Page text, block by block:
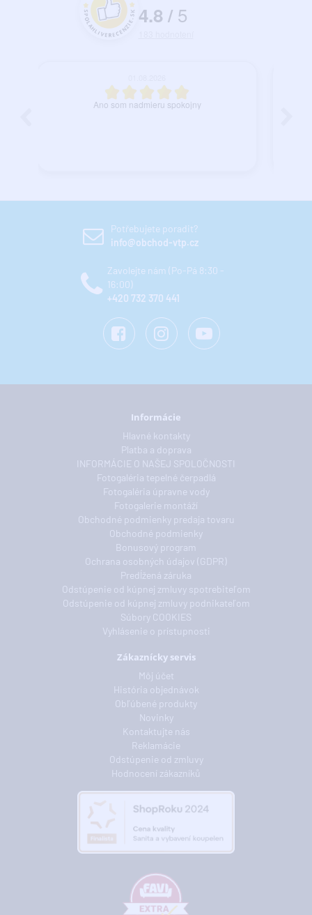
Hodnotenie a recenzie zákazníkov
4.8 / 5
spokojnosť.
Potřebujete poradit?
info@obchod-vtp.cz
Zavolejte nám (Po-Pá 8:30 -
16:00)
+420 732 370 441
Informácie
Hlavné kontakty
Platba a doprava
INFORMÁCIE O NAŠEJ SPOLOČNOSTI
Fotogaléria tepelné čerpadlá
Fotogaléria úpravne vody
Fotogalerie montáží
Obchodné podmienky predaja tovaru
Obchodné podmienky
Bonusový program
Ochrana osobných údajov (GDPR)
Predĺžená záruka
Odstúpenie od kúpnej zmluvy spotrebiteľom
Odstúpenie od kúpnej zmluvy podnikateľom
Súbory COOKIES
Vyhlásenie o prístupnosti
Zákaznícky servis
Môj účet
História objednávok
Obľúbené produkty
Novinky
Kontaktujte nás
Reklamácie
Odstúpenie od zmluvy
Hodnocení zákazníků